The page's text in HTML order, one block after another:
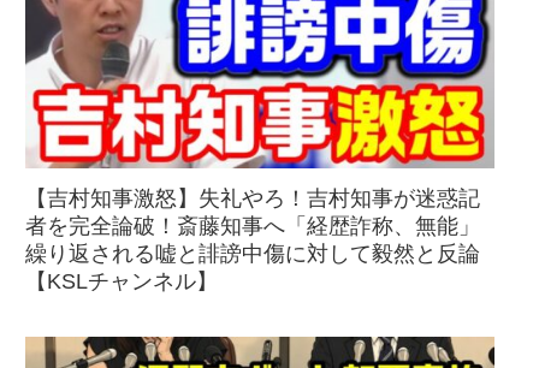
【吉村知事激怒】失礼やろ！吉村知事が迷惑記
者を完全論破！斎藤知事へ「経歴詐称、無能」
繰り返される嘘と誹謗中傷に対して毅然と反論
【KSLチャンネル】